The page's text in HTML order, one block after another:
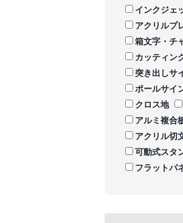
インクジェ
アクリルプ
箱文字・チ
カッティン
突き出しサ
ポールサイ
クロス地
アルミ複合
アクリル切
可動式スタ
フラットパ